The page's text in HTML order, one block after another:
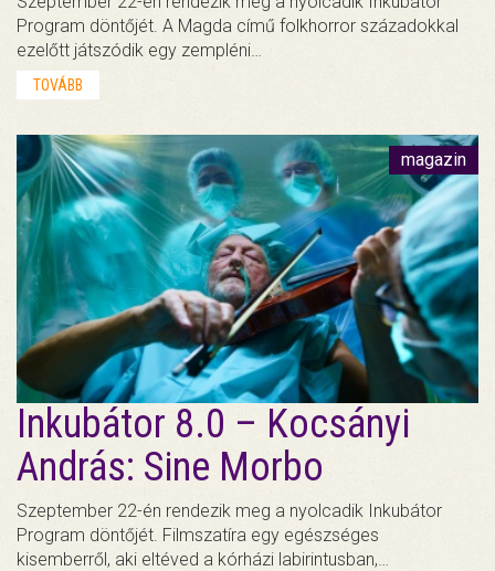
Program döntőjét. A Magda című folkhorror századokkal
ezelőtt játszódik egy zempléni…
TOVÁBB
magazin
Inkubátor 8.0 – Kocsányi
András: Sine Morbo
Szeptember 22-én rendezik meg a nyolcadik Inkubátor
Program döntőjét. Filmszatíra egy egészséges
kisemberről, aki eltéved a kórházi labirintusban,…